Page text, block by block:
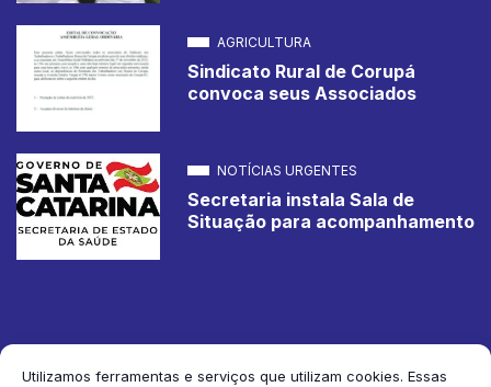
Utilizamos ferramentas e serviços que utilizam cookies. Essas
AGRICULTURA
Sindicato Rural de Corupá
convoca seus Associados
NOTÍCIAS URGENTES
Secretaria instala Sala de
Situação para acompanhamento